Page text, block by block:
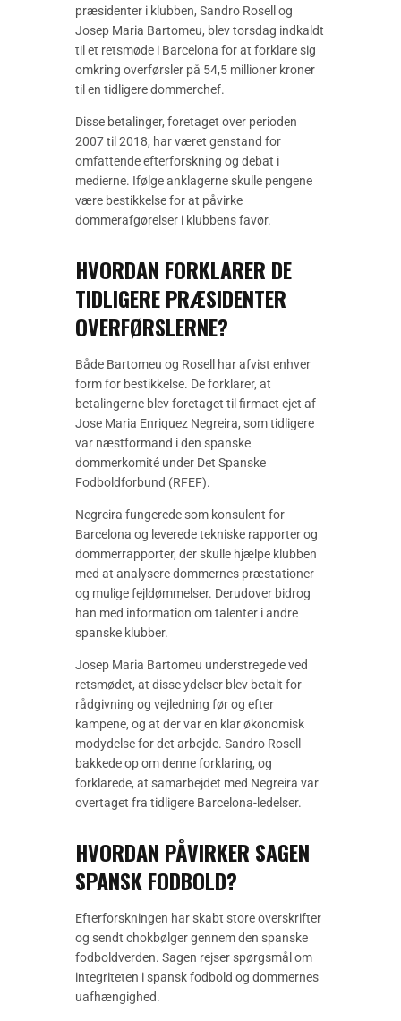
præsidenter i klubben, Sandro Rosell og
Josep Maria Bartomeu, blev torsdag indkaldt
til et retsmøde i Barcelona for at forklare sig
omkring overførsler på 54,5 millioner kroner
til en tidligere dommerchef.
Disse betalinger, foretaget over perioden
2007 til 2018, har været genstand for
omfattende efterforskning og debat i
medierne. Ifølge anklagerne skulle pengene
være bestikkelse for at påvirke
dommerafgørelser i klubbens favør.
HVORDAN FORKLARER DE
TIDLIGERE PRÆSIDENTER
OVERFØRSLERNE?
Både Bartomeu og Rosell har afvist enhver
form for bestikkelse. De forklarer, at
betalingerne blev foretaget til firmaet ejet af
Jose Maria Enriquez Negreira, som tidligere
var næstformand i den spanske
dommerkomité under Det Spanske
Fodboldforbund (RFEF).
Negreira fungerede som konsulent for
Barcelona og leverede tekniske rapporter og
dommerrapporter, der skulle hjælpe klubben
med at analysere dommernes præstationer
og mulige fejldømmelser. Derudover bidrog
han med information om talenter i andre
spanske klubber.
Josep Maria Bartomeu understregede ved
retsmødet, at disse ydelser blev betalt for
rådgivning og vejledning før og efter
kampene, og at der var en klar økonomisk
modydelse for det arbejde. Sandro Rosell
bakkede op om denne forklaring, og
forklarede, at samarbejdet med Negreira var
overtaget fra tidligere Barcelona-ledelser.
HVORDAN PÅVIRKER SAGEN
SPANSK FODBOLD?
Efterforskningen har skabt store overskrifter
og sendt chokbølger gennem den spanske
fodboldverden. Sagen rejser spørgsmål om
integriteten i spansk fodbold og dommernes
uafhængighed.